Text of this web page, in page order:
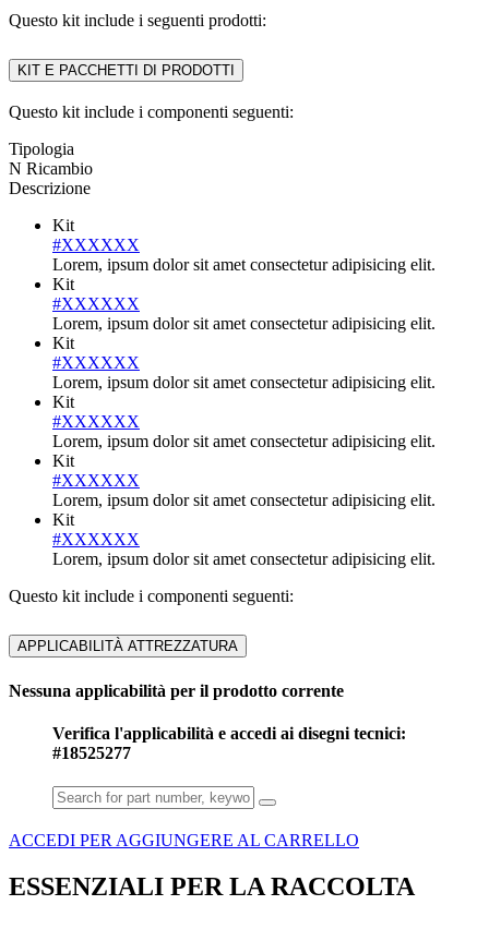
Questo kit include i seguenti prodotti:
KIT E PACCHETTI DI PRODOTTI
Questo kit include i componenti seguenti:
Tipologia
N Ricambio
Descrizione
Kit
#XXXXXX
Lorem, ipsum dolor sit amet consectetur adipisicing elit.
Kit
#XXXXXX
Lorem, ipsum dolor sit amet consectetur adipisicing elit.
Kit
#XXXXXX
Lorem, ipsum dolor sit amet consectetur adipisicing elit.
Kit
#XXXXXX
Lorem, ipsum dolor sit amet consectetur adipisicing elit.
Kit
#XXXXXX
Lorem, ipsum dolor sit amet consectetur adipisicing elit.
Kit
#XXXXXX
Lorem, ipsum dolor sit amet consectetur adipisicing elit.
Questo kit include i componenti seguenti:
APPLICABILITÀ ATTREZZATURA
Nessuna applicabilità per il prodotto corrente
Verifica l'applicabilità e accedi ai disegni tecnici:
#18525277
ACCEDI PER AGGIUNGERE AL CARRELLO
ESSENZIALI PER LA RACCOLTA